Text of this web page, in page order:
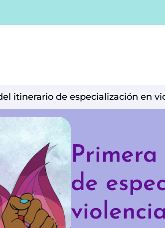
itinerario de especialización en
de